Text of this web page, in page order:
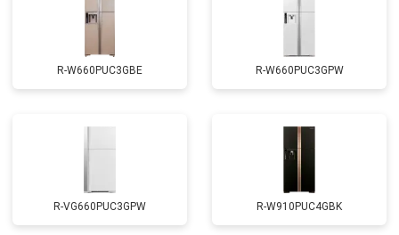
R-W660PUC3GBE R-W660PUC3GPW
R-VG660PUC3GPW R-W910PUC4GBK